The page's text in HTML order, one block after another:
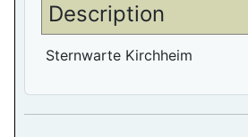
Description
Sternwarte Kirchheim